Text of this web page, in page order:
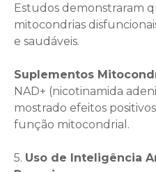
Estudos demonstraram
mitocondrias
e saudáveis.
Suplementos
NAD+ (nicotinamida
mostrado efeitos
função mitocondrial.
5. Uso de Inteligência